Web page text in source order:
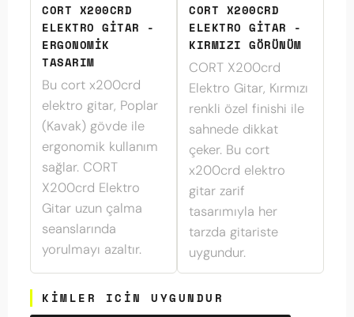
CORT X200CRD
ELEKTRO GITAR -
ERGONOMIK
TASARIM
Bu cort x200crd
elektro gitar, Poplar
(Kavak) gövde ile
ergonomik kullanım
sağlar. CORT
X200crd Elektro
Gitar uzun çalma
seanslarında
yorulmayı azaltır.
CORT X200CRD
ELEKTRO GITAR -
KIRMIZI GÖRÜNÜM
CORT X200crd
Elektro Gitar, Kırmızı
renkli özel finishi ile
sahnede dikkat
çeker. Bu cort
x200crd elektro
gitar zarif
tasarımıyla her
tarzda gitariste
uygundur.
KIMLER ICIN UYGUNDUR